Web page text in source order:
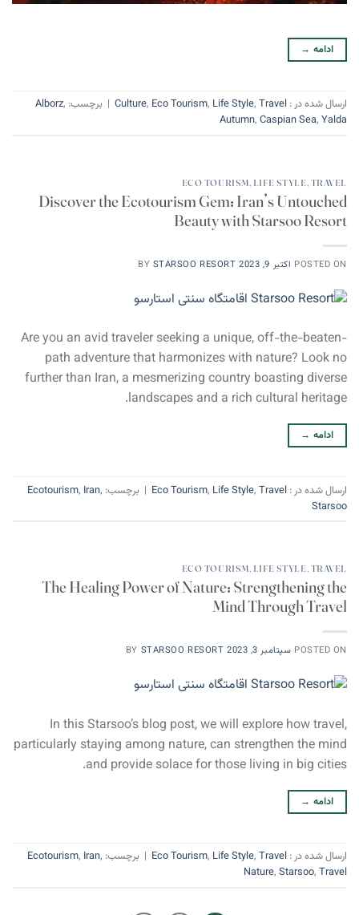
ادامه →
ارسال شده در : Culture, Eco Tourism, Life Style, Travel
| برچسب: Alborz,
Autumn, Caspian Sea, Yalda
ECO TOURISM, LIFE STYLE,TRAVEL
Discover the Ecotourism Gem: Iran’s Untouched
Beauty with Starsoo Resort
POSTED ON اکتبر 9, 2023 BY STARSOO RESORT
Are you an avid traveler seeking a unique, off-the-beaten-
path adventure that harmonizes with nature? Look no
further than Iran, a mesmerizing country boasting diverse
landscapes and a rich cultural heritage.
ادامه →
ارسال شده در : Eco Tourism, Life Style, Travel
| برچسب: Ecotourism, Iran,
Starsoo
ECO TOURISM, LIFE STYLE,TRAVEL
The Healing Power of Nature: Strengthening the
Mind Through Travel
POSTED ON سپتامبر 3, 2023 BY STARSOO RESORT
In this Starsoo’s blog post, we will explore how travel,
particularly staying among nature, can strengthen the mind
and provide solace for those living in big cities.
ادامه →
ارسال شده در : Eco Tourism, Life Style, Travel
| برچسب: Ecotourism, Iran,
Nature, Starsoo, Travel